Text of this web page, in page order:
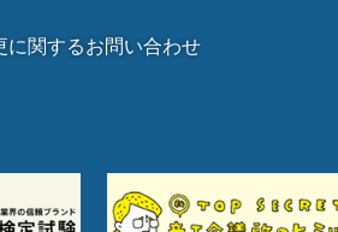
に関するお問い合わせ